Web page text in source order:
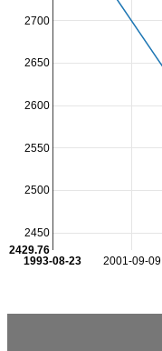
2001-09-09
1993-08-23
2450
2500
2550
2600
2650
2700
2429.76